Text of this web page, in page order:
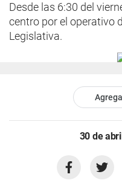
Desde las 6:30 del
centro por el operativo
Legislativa.
30 de